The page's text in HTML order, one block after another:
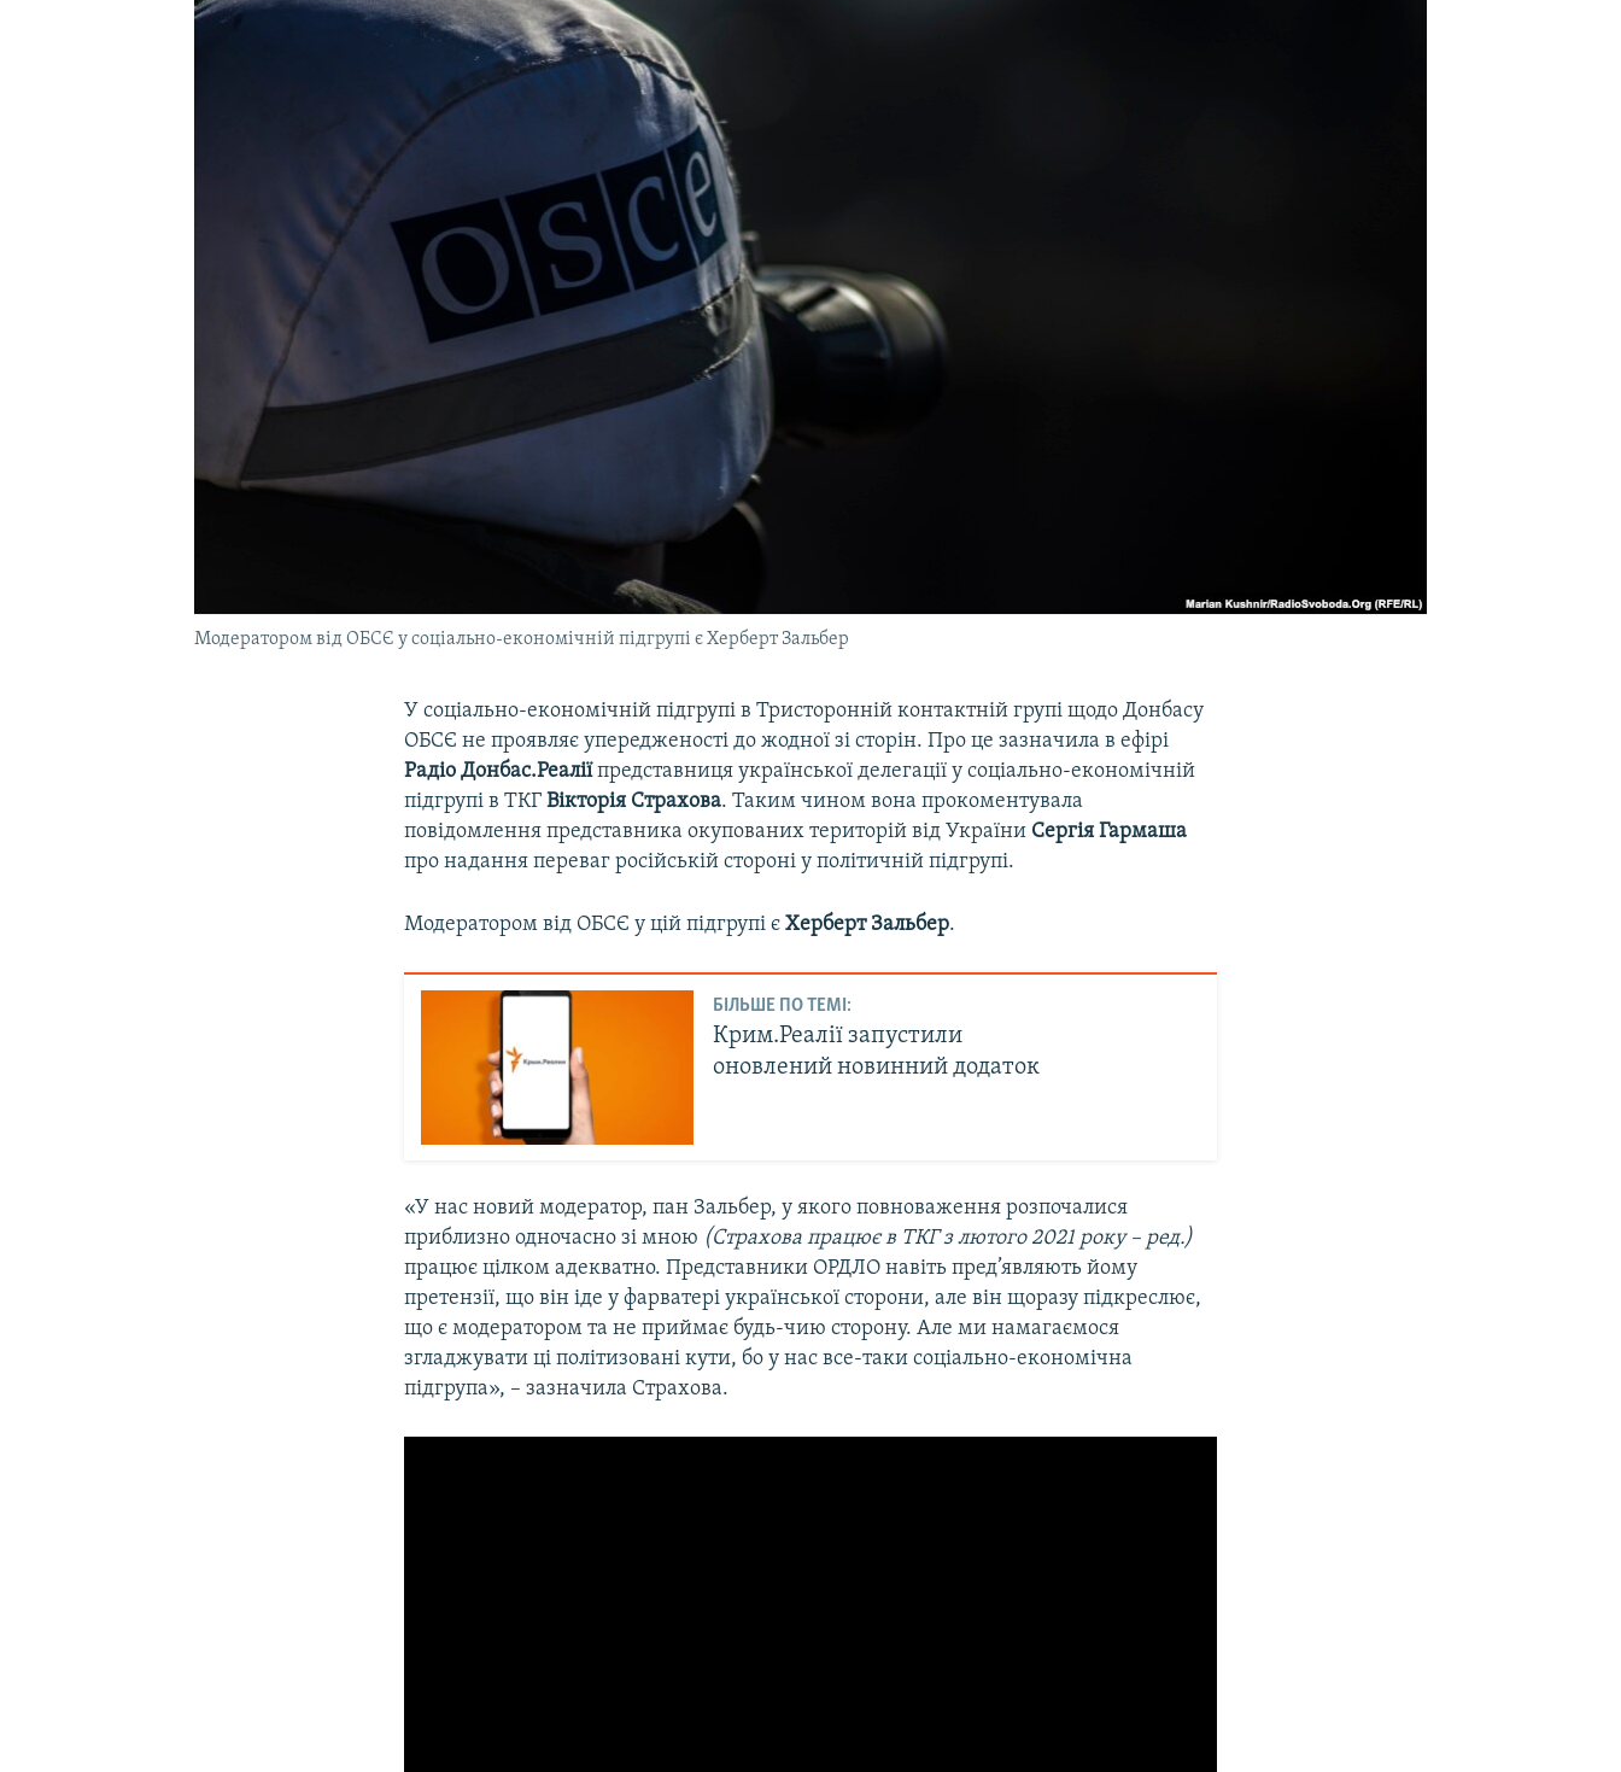
Модератором від ОБСЄ у соціально-економічній підгрупі є Херберт Зальбер
У соціально-економічній підгрупі в Тристоронній контактній групі щодо Донбасу
ОБСЄ не проявляє упередженості до жодної зі сторін. Про це зазначила в ефірі
Радіо Донбас.Реаліїпредставниця української делегації у соціально-економічній
підгрупі в ТКГВікторія Страхова. Таким чином вона прокоментувала
повідомлення представника окупованих територій від України Сергія Гармаша
про надання переваг російській стороні у політичній підгрупі.
Модератором від ОБСЄ у цій підгрупі єХерберт Зальбер.
БІЛЬШЕ ПО ТЕМІ:
Крим.Реалії запустили
оновлений новинний додаток
«У нас новий модератор, пан Зальбер, у якого повноваження розпочалися
приблизно одночасно зі мною (Страхова працює в ТКГ з лютого 2021 року – ред.)
працює цілком адекватно. Представники ОРДЛО навіть пред’являють йому
претензії, що він іде у фарватері української сторони, але він щоразу підкреслює,
що є модератором та не приймає будь-чию сторону. Але ми намагаємося
згладжувати ці політизовані кути, бо у нас все-таки соціально-економічна
підгрупа», – зазначила Страхова.